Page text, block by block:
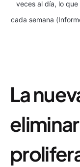
veces al día, lo
cada semana
La